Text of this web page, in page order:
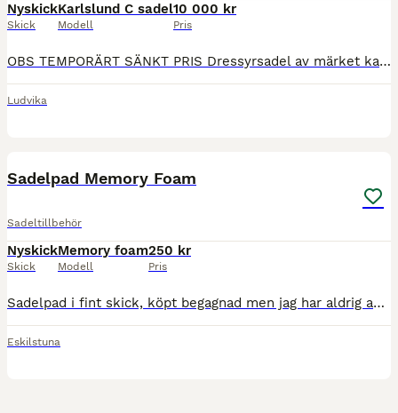
Nyskick
Skick
Karlslund C sadel
Modell
10 000 kr
Pris
OBS TEMPORÄRT SÄNKT PRIS Dressyrsadel av märket karlslund C sadel, islandshästsadel men passar många olika hästar. Flexibom och utbytbart koppjärn (wide sitter i) En väldigt skön sadel att rida i so
Ludvika
Sadelpad Memory Foam
Sadeltillbehör
Nyskick
Skick
Memory foam
Modell
250 kr
Pris
Sadelpad i fint skick, köpt begagnad men jag har aldrig använt den och den ser oanvänd ut. Fin färg, känns bra i materialet men kommer inte till användning här hemma. Kan skickas
Eskilstuna